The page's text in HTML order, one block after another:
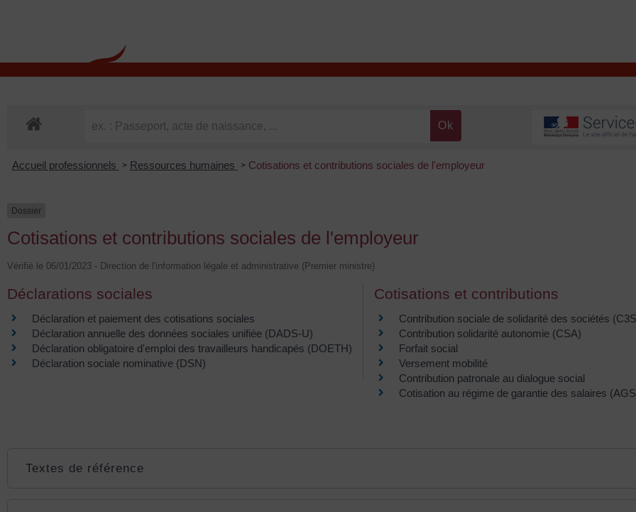
Accueil professionnels > Ressources humaines > Cotisations et contributions sociales de l'employeur
Dossier
Cotisations et contributions sociales de l'employeur
Vérifié le 06/01/2023 - Direction de l'information légale et administrative (Premier ministre)
Déclarations sociales
Déclaration et paiement des cotisations sociales
Déclaration annuelle des données sociales unifiée (DADS-U)
Déclaration obligatoire d'emploi des travailleurs handicapés (DOETH)
Déclaration sociale nominative (DSN)
Cotisations et contributions
Contribution sociale de solidarité des sociétés
Contribution solidarité autonomie (CSA)
Forfait social
Versement mobilité
Contribution patronale au dialogue social
Cotisation au régime de garantie des salaires
Textes de référence